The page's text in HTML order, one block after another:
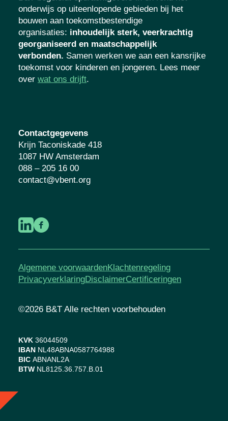
onderwijs op uiteenlopende gebieden bij het
bouwen aan toekomstbestendige
organisaties: inhoudelijk sterk, veerkrachtig
georganiseerd en maatschappelijk
verbonden. Samen werken we aan een kansrijke
toekomst voor kinderen en jongeren. Lees meer
over wat ons drijft.
Contactgegevens
Krijn Taconiskade 418
1087 HW Amsterdam
088 – 205 16 00
contact@vbent.org
Algemene voorwaardenKlachtenregeling
PrivacyverklaringDisclaimerCertificeringen
©2026 B&T Alle rechten voorbehouden
KVK 36044509
IBAN NL48ABNA0587764988
BIC ABNANL2A
BTW NL8125.36.757.B.01